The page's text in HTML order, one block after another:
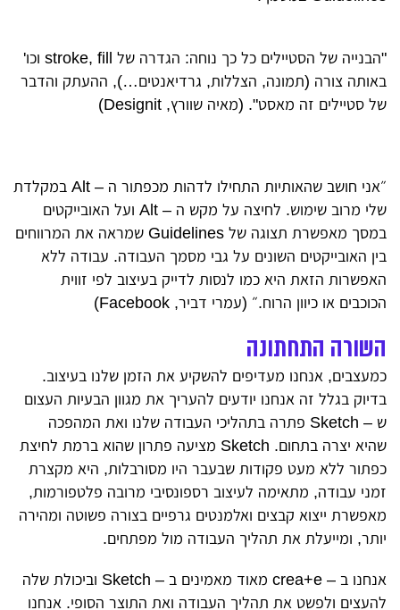
"הבנייה של הסטיילים כל כך נוחה: הגדרה של stroke, fill וכו'
באותה צורה (תמונה, הצללות, גרדיאנטים…), ההעתק והדבר
של סטיילים זה מאסט". (מאיה שוורץ, Designit)
״
אני חושב שהאותיות התחילו לדהות מכפתור ה – Alt במקלדת
שלי מרוב שימוש. לחיצה על מקש ה – Alt ועל האובייקטים
במסך מאפשרת תצוגה של Guidelines שמראה את המרווחים
בין האובייקטים השונים על גבי מסמך העבודה. עבודה ללא
האפשרות הזאת היא כמו לנסות לדייק בעיצוב לפי זווית
הכוכבים או כיוון הרוח.״ (עמרי דביר, Facebook)
השורה התחתונה
כמעצבים, אנחנו מעדיפים להשקיע את הזמן שלנו בעיצוב.
בדיוק בגלל זה אנחנו יודעים להעריך את מגוון הבעיות העצום
ש – Sketch פתרה בתהליכי העבודה שלנו ואת המהפכה
שהיא יצרה בתחום. Sketch מציעה פתרון שהוא ברמת לחיצת
כפתור ללא מעט פקודות שבעבר היו מסורבלות, היא מקצרת
זמני עבודה, מתאימה לעיצוב רספונסיבי מרובה פלטפורמות,
מאפשרת ייצוא קבצים ואלמנטים גרפיים בצורה פשוטה ומהירה
יותר, ומייעלת את תהליך העבודה מול מפתחים.
אנחנו ב – crea+e מאוד מאמינים ב – Sketch וביכולת שלה
להעצים ולפשט את תהליך העבודה ואת התוצר הסופי. אנחנו